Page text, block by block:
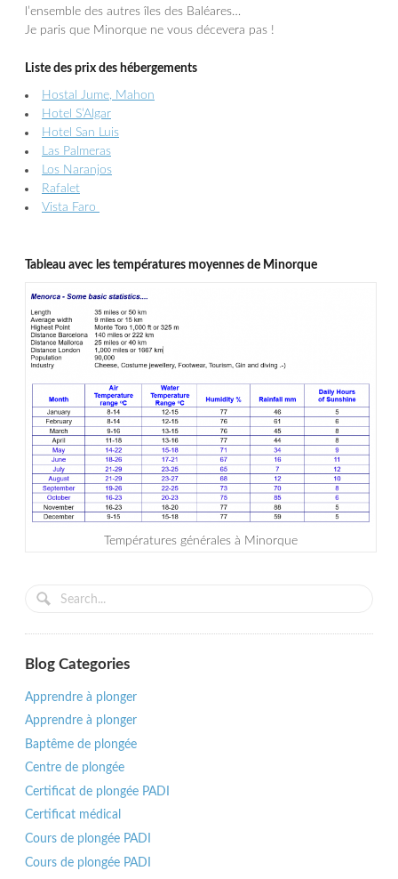
l’ensemble des autres îles des Baléares…
Je paris que Minorque ne vous décevera pas !
Liste des prix des hébergements
Hostal Jume, Mahon
Hotel S’Algar
Hotel San Luis
Las Palmeras
Los Naranjos
Rafalet
Vista Faro
Tableau avec les températures moyennes de Minorque
Températures générales à Minorque
Blog Categories
Apprendre à plonger
Apprendre à plonger
Baptême de plongée
Centre de plongée
Certificat de plongée PADI
Certificat médical
Cours de plongée PADI
Cours de plongée PADI